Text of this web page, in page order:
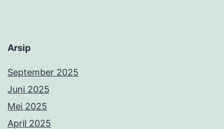
Arsip
September 2025
Juni 2025
Mei 2025
April 2025